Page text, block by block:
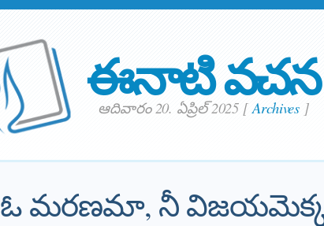
ఈనాటి
ఆదివారం 20. ఏప్రిల్ 2025 [Archives ]
ఓ మరణమా, నీ